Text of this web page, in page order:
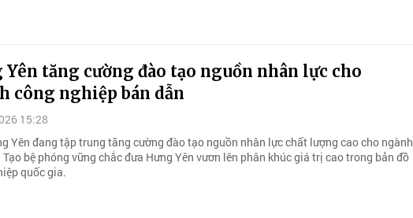
Yên tăng cường đào tạo nguồn nhân lực cho
công nghiệp bán dẫn
15:28
Yên đang tập trung tăng cường đào tạo nguồn nhân lực chất lượng cao cho ngành
Tạo bệ phóng vững chắc đưa Hưng Yên vươn lên phân khúc giá trị cao trong bản đồ
quốc gia.